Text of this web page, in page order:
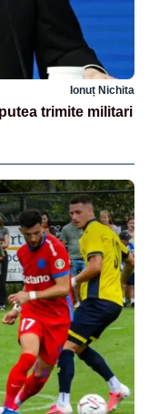
Ionuț Nichita
trimite militari